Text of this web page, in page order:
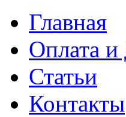
Главная
Оплата и
Статьи
Контакты